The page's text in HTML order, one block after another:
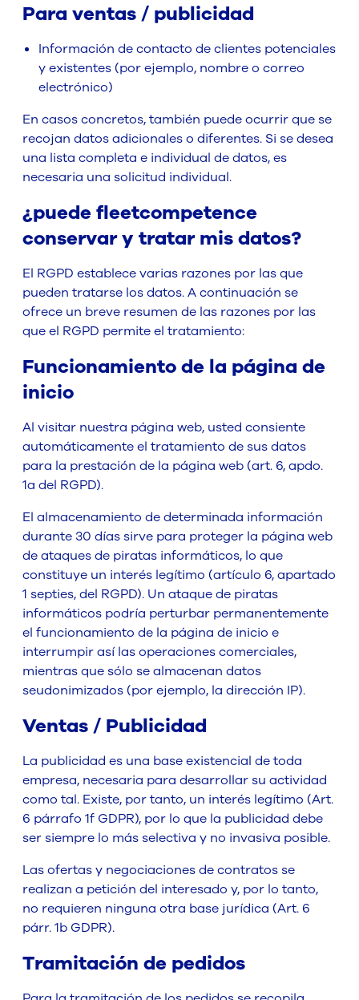
Para ventas / publicidad
Información de contacto de clientes potenciales
y existentes (por ejemplo, nombre o correo
electrónico)
En casos concretos, también puede ocurrir que se
recojan datos adicionales o diferentes. Si se desea
una lista completa e individual de datos, es
necesaria una solicitud individual.
¿puede fleetcompetence
conservar y tratar mis datos?
El RGPD establece varias razones por las que
pueden tratarse los datos. A continuación se
ofrece un breve resumen de las razones por las
que el RGPD permite el tratamiento:
Funcionamiento de la página de
inicio
Al visitar nuestra página web, usted consiente
automáticamente el tratamiento de sus datos
para la prestación de la página web (art. 6, apdo.
1a del RGPD).
El almacenamiento de determinada información
durante 30 días sirve para proteger la página web
de ataques de piratas informáticos, lo que
constituye un interés legítimo (artículo 6, apartado
1 septies, del RGPD). Un ataque de piratas
informáticos podría perturbar permanentemente
el funcionamiento de la página de inicio e
interrumpir así las operaciones comerciales,
mientras que sólo se almacenan datos
seudonimizados (por ejemplo, la dirección IP).
Ventas / Publicidad
La publicidad es una base existencial de toda
empresa, necesaria para desarrollar su actividad
como tal. Existe, por tanto, un interés legítimo (Art.
6 párrafo 1f GDPR), por lo que la publicidad debe
ser siempre lo más selectiva y no invasiva posible.
Las ofertas y negociaciones de contratos se
realizan a petición del interesado y, por lo tanto,
no requieren ninguna otra base jurídica (Art. 6
párr. 1b GDPR).
Tramitación de pedidos